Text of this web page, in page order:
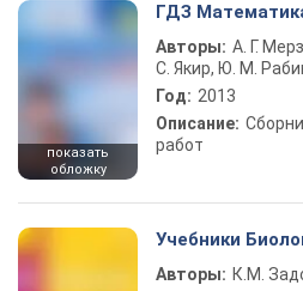
показать
обложку
ГДЗ
Авторы: А. Г.
С. Якир, Ю. М.
Год: 2013
Описание:
работ
Учебники
Авторы: К.М.